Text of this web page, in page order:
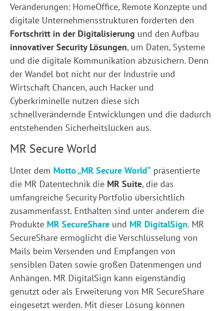
Veränderungen: HomeOffice, Remote Konzepte und
digitale Unternehmensstrukturen forderten den
Fortschritt in der Digitalisierung und den Aufbau
innovativer Security Lösungen, um Daten, Systeme
und die digitale Kommunikation abzusichern. Denn
der Wandel bot nicht nur der Industrie und
Wirtschaft Chancen, auch Hacker und
Cyberkriminelle nutzen diese sich
schnellverändernde Entwicklungen und die dadurch
entstehenden Sicherheitslücken aus.
MR Secure World
Unter dem Motto „MR Secure World“ präsentierte
die MR Datentechnik die MR Suite, die das
umfangreiche Security Portfolio übersichtlich
zusammenfasst. Enthalten sind unter anderem die
Produkte MR SecureShare und MR DigitalSign. MR
SecureShare ermöglicht die Verschlüsselung von
Mails beim Versenden und Empfangen von
sensiblen Daten sowie großen Datenmengen und
Anhängen. MR DigitalSign kann eigenständig
genutzt oder als Erweiterung von MR SecureShare
eingesetzt werden. Mit dieser Lösung können